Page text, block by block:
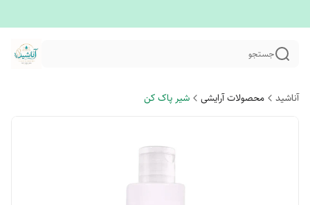
جستجو
آناشید محصولات آرایشی شیر پاک کن